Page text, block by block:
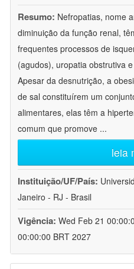
Resumo: Nefropatias, nome
diminuição da função renal,
frequentes processos de
(agudos), uropatia obstrutiva
Apesar da desnutrição, a
de sal constituírem um
alimentares, elas têm a
comum que promove ...
leia
Instituição/UF/País:
Janeiro - RJ - Brasil
Vigência: Wed Feb 21
00:00:00 BRT 2027